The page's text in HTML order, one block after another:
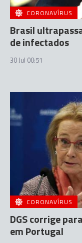
CORONAVÍRUS
Brasil
de infectados
30 Jul 00:51
CORONAVÍRUS
DGS corrige
em Portugal